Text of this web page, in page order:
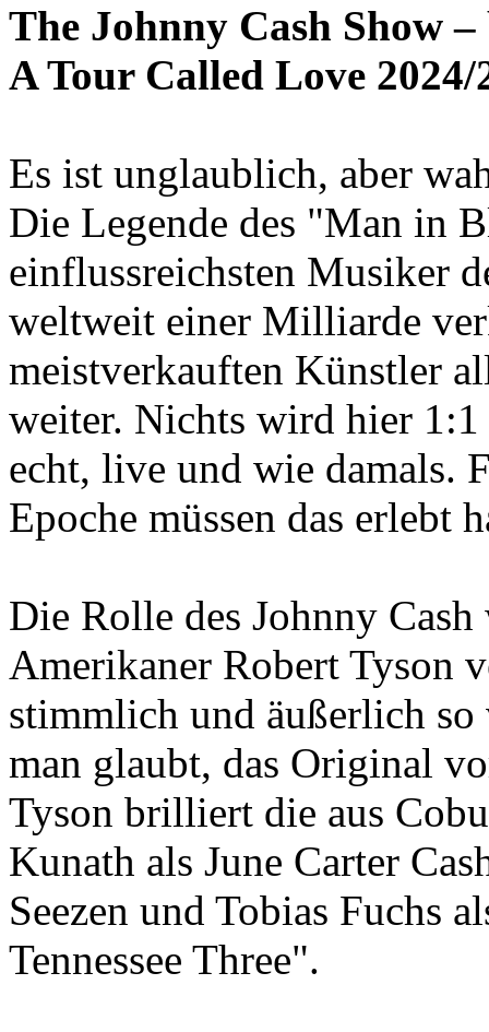
The Johnny Cash Show
A Tour Called Love 2024/
Es ist unglaublich, aber
Die Legende des "Man in
einflussreichsten Musiker
weltweit einer Milliarde
meistverkauften Künstler
weiter. Nichts wird hier
echt, live und wie damals.
Epoche müssen das erlebt
Die Rolle des Johnny
Amerikaner Robert Tyson
stimmlich und äußerlich
man glaubt, das Original
Tyson brilliert die aus
Kunath als June Carter
Seezen und Tobias Fuchs
Tennessee Three".